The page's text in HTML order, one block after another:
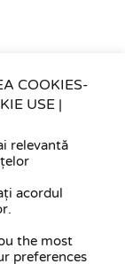
fiipregatit.ro
COOKIES-
USE |
relevantă
acordul
the most
preferences